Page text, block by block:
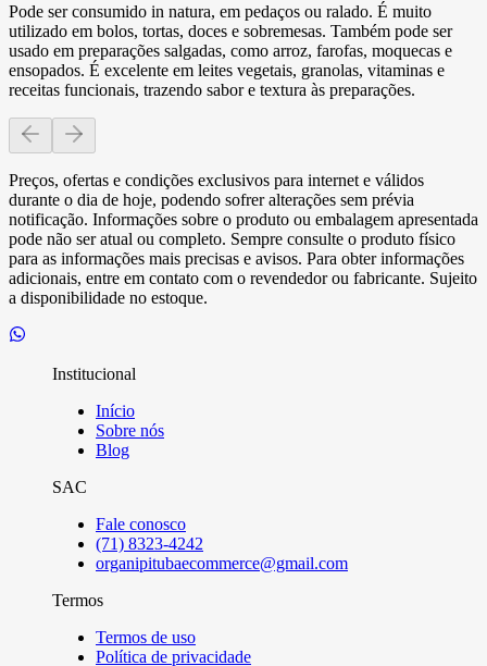
Pode ser consumido in natura, em pedaços ou ralado. É muito
utilizado em bolos, tortas, doces e sobremesas. Também pode ser
usado em preparações salgadas, como arroz, farofas, moquecas e
ensopados. É excelente em leites vegetais, granolas, vitaminas e
receitas funcionais, trazendo sabor e textura às preparações.
Preços, ofertas e condições exclusivos para internet e válidos
durante o dia de hoje, podendo sofrer alterações sem prévia
notificação. Informações sobre o produto ou embalagem apresentada
pode não ser atual ou completo. Sempre consulte o produto físico
para as informações mais precisas e avisos. Para obter informações
adicionais, entre em contato com o revendedor ou fabricante. Sujeito
a disponibilidade no estoque.
Institucional
Início
Sobre nós
Blog
SAC
Fale conosco
(71) 8323-4242
organipitubaecommerce@gmail.com
Termos
Termos de uso
Política de privacidade